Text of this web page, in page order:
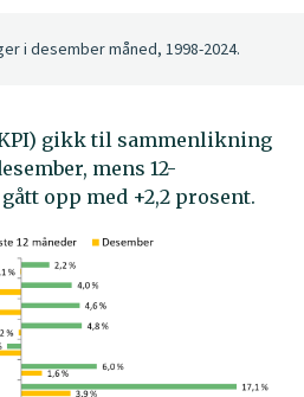
i desember måned, 1998-2024.
gikk til sammenlikning
mens 12-
opp med +2,2 prosent.